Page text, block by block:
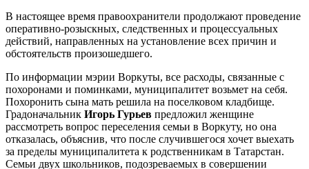
В настоящее время правоохранители продолжают проведение
оперативно-розыскных, следственных и процессуальных
действий, направленных на установление всех причин и
обстоятельств произошедшего.
По информации мэрии Воркуты, все расходы, связанные с
похоронами и поминками, муниципалитет возьмет на себя.
Похоронить сына мать решила на поселковом кладбище.
Градоначальник Игорь Гурьев предложил женщине
рассмотреть вопрос переселения семьи в Воркуту, но она
отказалась, объяснив, что после случившегося хочет выехать
за пределы муниципалитета к родственникам в Татарстан.
Семьи двух школьников, подозреваемых в совершении